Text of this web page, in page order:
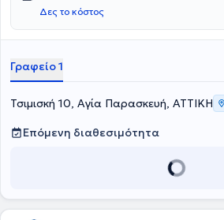
Δες το κόστος
Γραφείο 1
Τσιμισκή 10, Αγία Παρασκευή, ΑΤΤΙΚΗ
Επόμενη διαθεσιμότητα